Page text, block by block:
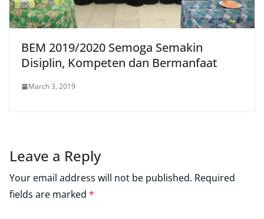
BEM 2019/2020 Semoga Semakin
Disiplin, Kompeten dan Bermanfaat
March 3, 2019
Leave a Reply
Your email address will not be published. Required
fields are marked *